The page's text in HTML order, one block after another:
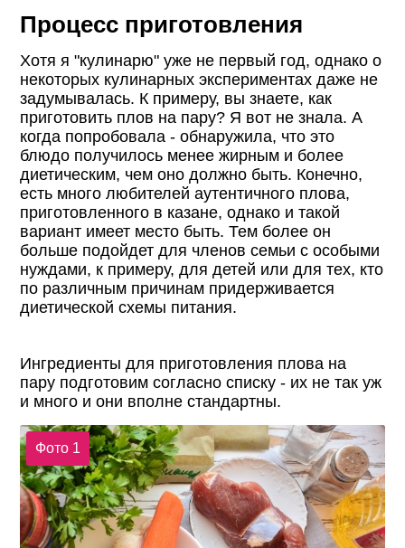
Процесс приготовления
Хотя я "кулинарю" уже не первый год, однако о
некоторых кулинарных экспериментах даже не
задумывалась. К примеру, вы знаете, как
приготовить плов на пару? Я вот не знала. А
когда попробовала - обнаружила, что это
блюдо получилось менее жирным и более
диетическим, чем оно должно быть. Конечно,
есть много любителей аутентичного плова,
приготовленного в казане, однако и такой
вариант имеет место быть. Тем более он
больше подойдет для членов семьи с особыми
нуждами, к примеру, для детей или для тех, кто
по различным причинам придерживается
диетической схемы питания.
Ингредиенты для приготовления плова на
пару подготовим согласно списку - их не так уж
и много и они вполне стандартны.
Фото 1